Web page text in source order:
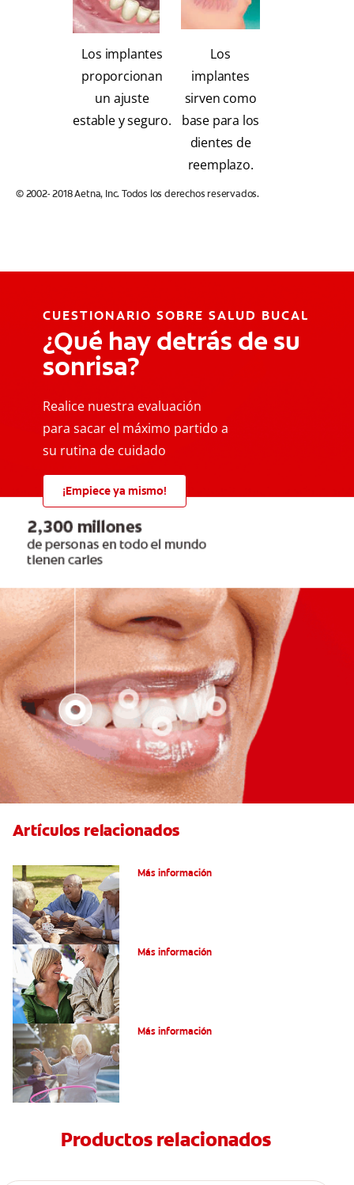
Los implantes
proporcionan
un ajuste
estable y seguro.
Los
implantes
sirven como
base para los
dientes de
reemplazo.
© 2002- 2018 Aetna, Inc. Todos los derechos reservados.
CUESTIONARIO SOBRE SALUD BUCAL
¿Qué hay detrás de su
sonrisa?
Realice nuestra evaluación
para sacar el máximo partido a
su rutina de cuidado
¡Empiece ya mismo!
Artículos relacionados
Más información
Más información
Más información
Productos relacionados